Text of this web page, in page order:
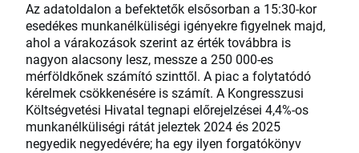
Az adatoldalon a befektetők elsősorban a 15:30-kor
esedékes munkanélküliségi igényekre figyelnek majd,
ahol a várakozások szerint az érték továbbra is
nagyon alacsony lesz, messze a 250 000-es
mérföldkőnek számító szinttől. A piac a folytatódó
kérelmek csökkenésére is számít. A Kongresszusi
Költségvetési Hivatal tegnapi előrejelzései 4,4%-os
munkanélküliségi rátát jeleztek 2024 és 2025
negyedik negyedévére; ha egy ilyen forgatókönyv